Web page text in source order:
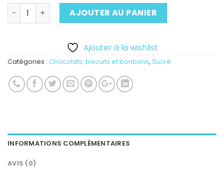
Quantité AJOUTER AU PANIER
Ajouter à la wishlist
Catégories : Chocolats, biscuits et bonbons, Sucré
INFORMATIONS COMPLÉMENTAIRES
AVIS (0)